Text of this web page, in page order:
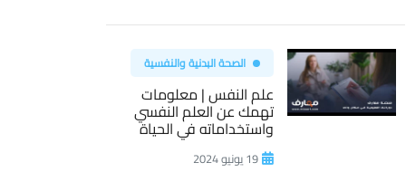
الصحة البدنية والنفسية
علم النفس | معلومات
تهمك عن العلم النفسي
واستخداماته في الحياة
19 يونيو 2024